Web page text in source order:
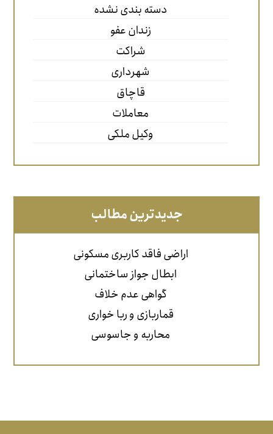
دسته بندی نشده
زندان عفو
شراکت
شهرداری
قاچاق
معاملات
وکیل ملکی
جدیدترین مطالب
اراضی فاقد کاربری مسکونی
ابطال جواز ساختمانی
گواهی عدم خلاف
قماربازی و ربا خواری
محاربه و جاسوسی